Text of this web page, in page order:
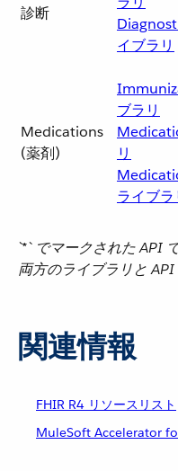
診断
イブラリ
Medications
(薬剤)
ブラリ
リ
ライブラ
`*`​ でマークされた API
両方のライブラリと API
関連情報
FHIR R4 リソースリスト
MuleSoft Accelerator